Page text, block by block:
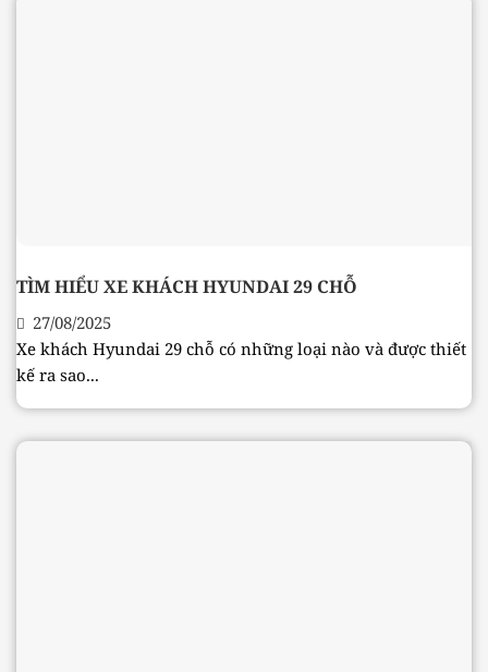
TÌM HIỂU XE KHÁCH HYUNDAI 29 CHỖ
Xe khách Hyundai 29 chỗ có những loại nào và được thiết
kế ra sao...
27/08/2025